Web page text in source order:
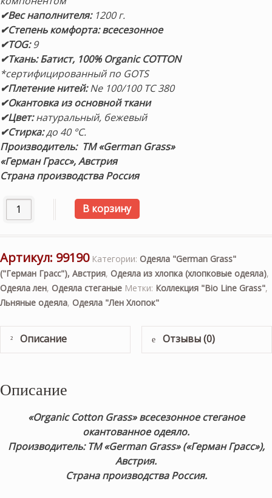
✔Вес наполнителя:1200 г.
✔Степень комфорта: всесезонное
✔TOG:9
✔Ткань: Батист, 100% Organic COTTON
*сертифицированный по GOTS
✔Плетение нитей:Ne 100/100 TC 380
✔Окантовка из основной ткани
✔Цвет:натуральный, бежевый
✔Стирка:до 40 °С.
Производитель: ТМ «German Grass»
«Герман Грасс», Австрия
Страна производства Россия
Количество товара «Organic Cotton Grass» 200×200см.
В корзину
Артикул: 99190 Категории: Одеяла "German Grass"
("Герман Грасс"), Австрия, Одеяла из хлопка (хлопковые одеяла),
Одеяла лен, Одеяла стеганые Метки: Коллекция "Bio Line Grass",
Льняные одеяла, Одеяла "Лен Хлопок"
Описание Отзывы (0)
Описание
«Organic Cotton Grass» всесезонное стеганое
окантованное одеяло.
Производитель: ТМ «German Grass» («Герман Грасс»),
Австрия.
Страна производства Россия.